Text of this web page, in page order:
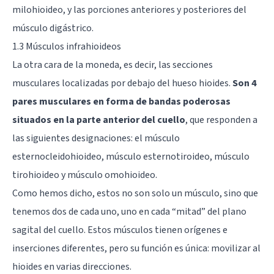
milohioideo, y las porciones anteriores y posteriores del
músculo digástrico.
1.3 Músculos infrahioideos
La otra cara de la moneda, es decir, las secciones
musculares localizadas por debajo del hueso hioides.Son 4
pares musculares en forma de bandas poderosas
situados en la parte anterior del cuello, que responden a
las siguientes designaciones: el músculo
esternocleidohioideo, músculo esternotiroideo, músculo
tirohioideo y músculo omohioideo.
Como hemos dicho, estos no son solo un músculo, sino que
tenemos dos de cada uno, uno en cada “mitad” del plano
sagital del cuello. Estos músculos tienen orígenes e
inserciones diferentes, pero su función es única: movilizar al
hioides en varias direcciones.